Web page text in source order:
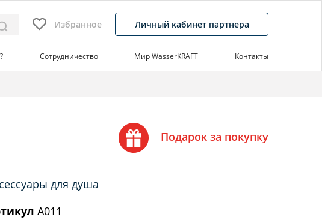
Избранное Личный кабинет партнера
Сотрудничество Мир WasserKRAFT Контакты
Подарок за покупку
для душа
A011